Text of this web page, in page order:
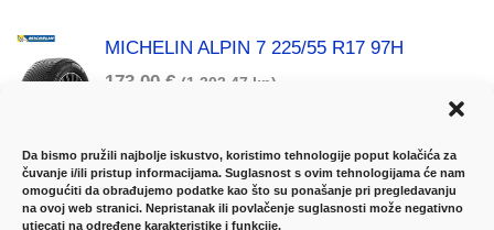
Da bismo pružili najbolje iskustvo, koristimo tehnologije poput kolačića za
čuvanje i/ili pristup informacijama. Suglasnost s ovim tehnologijama će nam
omogućiti da obrađujemo podatke kao što su ponašanje pri pregledavanju
na ovoj web stranici. Nepristanak ili povlačenje suglasnosti može negativno
utjecati na određene karakteristike i funkcije.
MICHELIN ALPIN 7 225/55 R17 97H
173,00 € (1.303,47 kn)